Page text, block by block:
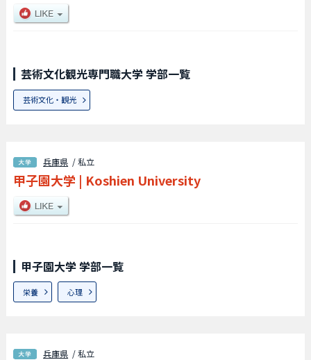
芸術文化観光専門職大学 学部一覧
芸術文化・観光
兵庫県 / 私立
甲子園大学 | Koshien University
甲子園大学 学部一覧
栄養 心理
兵庫県 / 私立